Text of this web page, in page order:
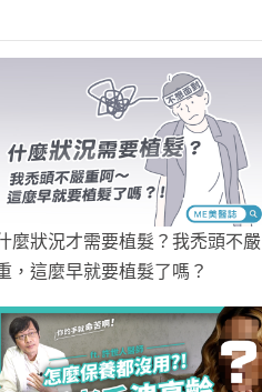
麼狀況才需要植髮？我禿頭不嚴
，這麼早就要植髮了嗎？